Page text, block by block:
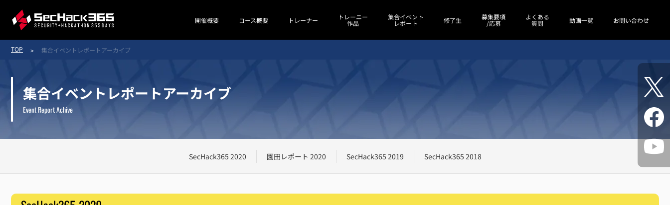
開催概要 コース概要 トレーナー トレーニー
作品
集合イベント
レポート 修了生 募集要項
/応募
よくある
質問 動画一覧 お問い合わせ
TOP 集合イベントレポートアーカイブ
集合イベントレポートアーカイブ
Event Report Achive
SecHack365 2020 園田レポート 2020 SecHack365 2019 SecHack365 2018